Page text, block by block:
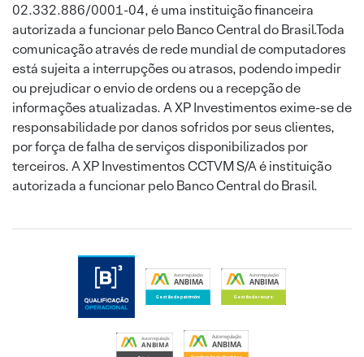
02.332.886/0001-04, é uma instituição financeira
autorizada a funcionar pelo Banco Central do Brasil.Toda
comunicação através de rede mundial de computadores
está sujeita a interrupções ou atrasos, podendo impedir
ou prejudicar o envio de ordens ou a recepção de
informações atualizadas. A XP Investimentos exime-se de
responsabilidade por danos sofridos por seus clientes,
por força de falha de serviços disponibilizados por
terceiros. A XP Investimentos CCTVM S/A é instituição
autorizada a funcionar pelo Banco Central do Brasil.